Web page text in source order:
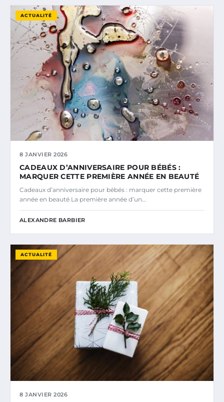
ACTUALITÉ
8 JANVIER 2026
CADEAUX D’ANNIVERSAIRE POUR BÉBÉS :
MARQUER CETTE PREMIÈRE ANNÉE EN BEAUTÉ
Cadeaux d’anniversaire pour bébés : marquer cette première
année en beauté La première année d’un…
ALEXANDRE BARBIER
ACTUALITÉ
8 JANVIER 2026